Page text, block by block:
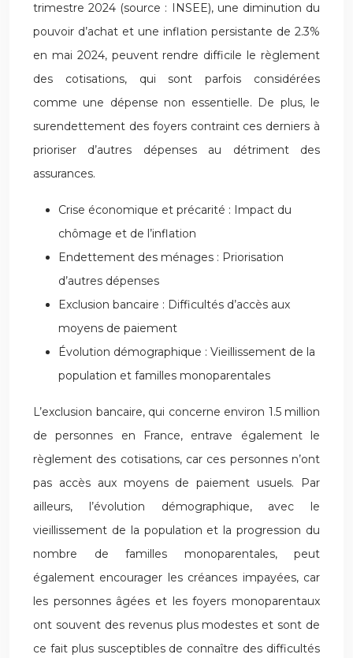
trimestre 2024 (source : INSEE), une diminution du
pouvoir d’achat et une inflation persistante de 2.3%
en mai 2024, peuvent rendre difficile le règlement
des cotisations, qui sont parfois considérées
comme une dépense non essentielle. De plus, le
surendettement des foyers contraint ces derniers à
prioriser d’autres dépenses au détriment des
assurances.
Crise économique et précarité : Impact du
chômage et de l’inflation
Endettement des ménages : Priorisation
d’autres dépenses
Exclusion bancaire : Difficultés d’accès aux
moyens de paiement
Évolution démographique : Vieillissement de la
population et familles monoparentales
L’exclusion bancaire, qui concerne environ 1.5 million
de personnes en France, entrave également le
règlement des cotisations, car ces personnes n’ont
pas accès aux moyens de paiement usuels. Par
ailleurs, l’évolution démographique, avec le
vieillissement de la population et la progression du
nombre de familles monoparentales, peut
également encourager les créances impayées, car
les personnes âgées et les foyers monoparentaux
ont souvent des revenus plus modestes et sont de
ce fait plus susceptibles de connaître des difficultés